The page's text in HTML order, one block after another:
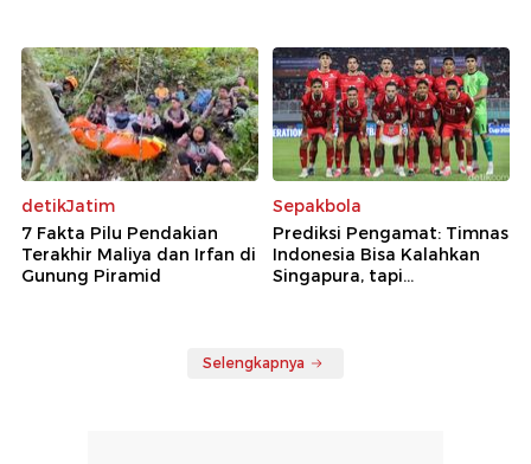
detikJatim
7 Fakta Pilu Pendakian
Terakhir Maliya dan Irfan di
Gunung Piramid
Sepakbola
Prediksi Pengamat: Timnas
Indonesia Bisa Kalahkan
Singapura, tapi...
Selengkapnya